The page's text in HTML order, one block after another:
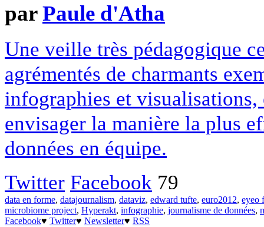
parPaule d'Atha
Une veille très pédagogique
agrémentés de charmants
infographies et visualisations,
envisager la manière la plus
données en équipe.
Twitter Facebook 79
data en forme, datajournalism, dataviz, edward tufte, euro2012, eyeo
microbiome project, Hyperakt, infographie, journalisme de données,
Facebook♥ Twitter♥ Newsletter♥ RSS